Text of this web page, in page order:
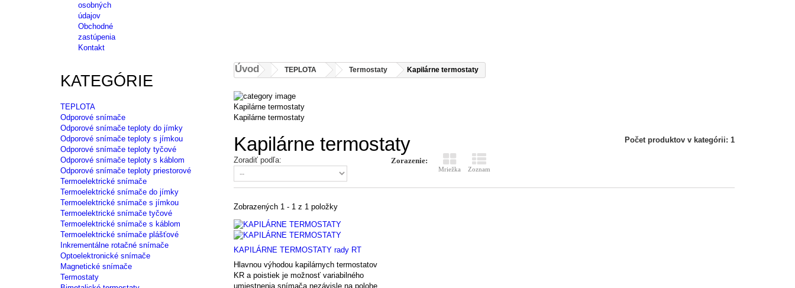
osobných
údajov
Obchodné
zastúpenia
Kontakt
KATEGÓRIE
TEPLOTA
Odporové snímače
Odporové snímače teploty do jímky
Odporové snímače teploty s jímkou
Odporové snímače teploty tyčové
Odporové snímače teploty s káblom
Odporové snímače teploty priestorové
Termoelektrické snímače
Termoelektrické snímače do jímky
Termoelektrické snímače s jímkou
Termoelektrické snímače tyčové
Termoelektrické snímače s káblom
Termoelektrické snímače plášťové
Inkrementálne rotačné snímače
Optoelektronické snímače
Magnetické snímače
Termostaty
Úvod TEPLOTA Termostaty Kapilárne termostaty
Kapilárne termostaty
Kapilárne termostaty
Kapilárne termostaty Počet produktov v kategórii: 1
Zorazenie:
Mriežka Zoznam
Zoradiť podľa:
Zobrazených 1 - 1 z 1 položky
KAPILÁRNE TERMOSTATY rady RT
Hlavnou výhodou kapilárnych termostatov
KR a poistiek je možnosť variabilného
umiestnenia snímača nezávisle na polohe